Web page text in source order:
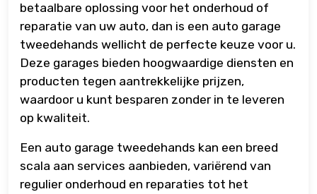
betaalbare oplossing voor het onderhoud of
reparatie van uw auto, dan is een auto garage
tweedehands wellicht de perfecte keuze voor u.
Deze garages bieden hoogwaardige diensten en
producten tegen aantrekkelijke prijzen,
waardoor u kunt besparen zonder in te leveren
op kwaliteit.
Een auto garage tweedehands kan een breed
scala aan services aanbieden, variërend van
regulier onderhoud en reparaties tot het